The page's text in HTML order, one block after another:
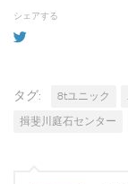
シェアする
タグ: 8tユニック
揖斐川庭石センター